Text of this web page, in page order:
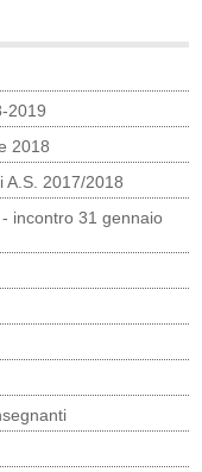
2019
2018
A.S. 2017/2018
incontro 31 gennaio